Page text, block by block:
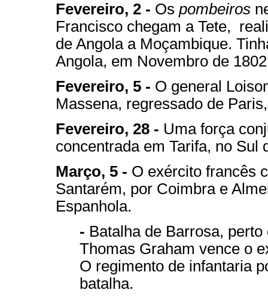
Fevereiro, 2 - Os pombeiros
Francisco chegam a Tete,
de Angola a Moçambique.
Angola, em Novembro de
Fevereiro, 5 - O general
Massena, regressado de
Fevereiro, 28 - Uma força
concentrada em Tarifa, no Sul
Março, 5 - O exército francês
Santarém, por Coimbra e
Espanhola.
- Batalha de Barrosa,
Thomas Graham vence o
O regimento de infantaria
batalha.